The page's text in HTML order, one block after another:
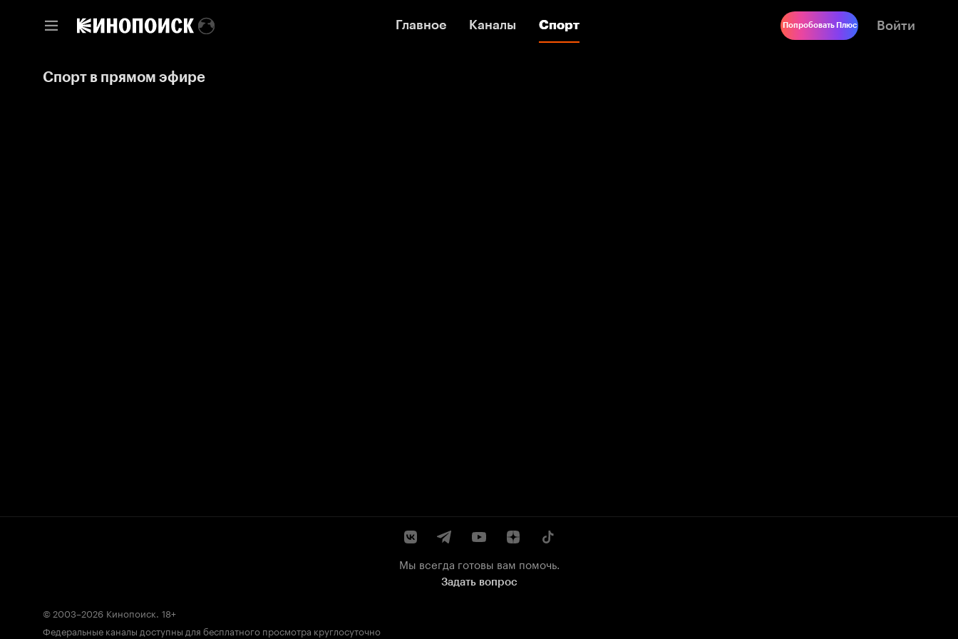
Главное Каналы Спорт
Главное Каналы Спорт Попробовать Плюс Войти
Спорт в прямом эфире
Мы всегда готовы вам помочь.
Задать вопрос
© 2003–2026 Кинопоиск. 18+
Федеральные каналы доступны для бесплатного просмотра круглосуточно